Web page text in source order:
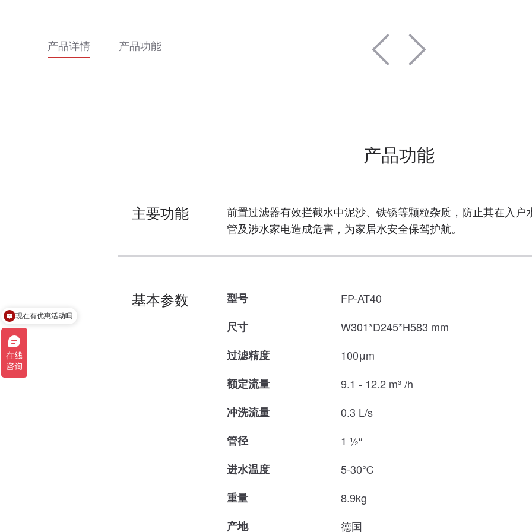
产品详情 产品功能
产品功能
主要功能
前置过滤器有效拦截水中泥沙、铁锈等颗粒杂质，防止其在入户
管及涉水家电造成危害，为家居水安全保驾护航。
基本参数 型号
FP-AT40
尺寸
W301*D245*H583 mm
过滤精度
100μm
额定流量
9.1 - 12.2 m³ /h
冲洗流量
0.3 L/s
管径
1 ½″
进水温度
5-30℃
重量
8.9kg
产地
德国
现在有优惠活动吗